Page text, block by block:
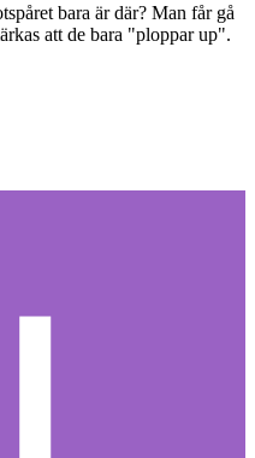
bara är där? Man får gå
att de bara "ploppar up".